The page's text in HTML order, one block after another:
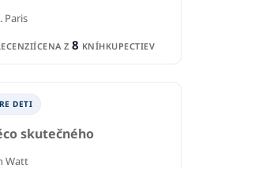
Paris
CENA Z 8 KNÍHKUPECTIEV
DETI
skutečného
Watt